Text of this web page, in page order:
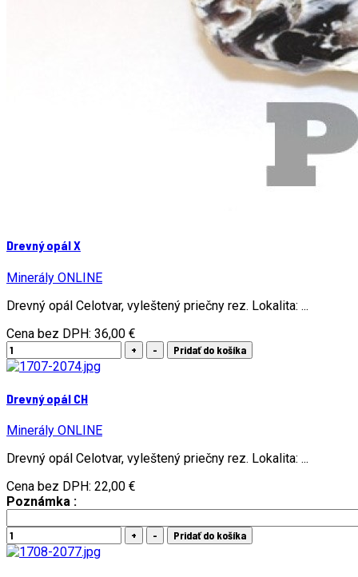
Drevný opál X
Minerály ONLINE
Drevný opál Celotvar, vyleštený priečny rez. Lokalita: ...
Cena bez DPH: 36,00 €
Drevný opál CH
Minerály ONLINE
Drevný opál Celotvar, vyleštený priečny rez. Lokalita: ...
Cena bez DPH: 22,00 €
Poznámka :